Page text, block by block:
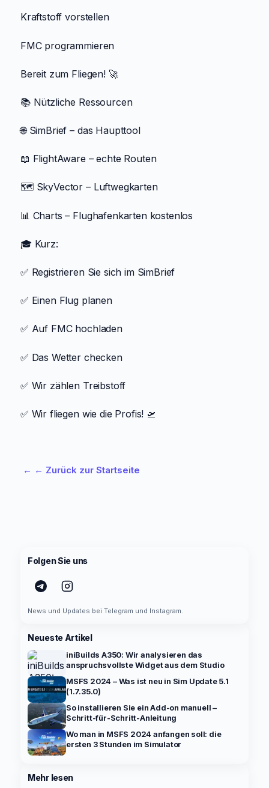
Kraftstoff vorstellen
FMC programmieren
Bereit zum Fliegen! 🚀
📚 Nützliche Ressourcen
🌐 SimBrief – das Haupttool
📖 FlightAware – echte Routen
🗺️ SkyVector – Luftwegkarten
📊 Charts – Flughafenkarten kostenlos
🎓 Kurz:
✅ Registrieren Sie sich im SimBrief
✅ Einen Flug planen
✅ Auf FMC hochladen
✅ Das Wetter checken
✅ Wir zählen Treibstoff
✅ Wir fliegen wie die Profis! 🛫
← ← Zurück zur Startseite
Folgen Sie uns
News und Updates bei Telegram und Instagram.
Neueste Artikel
iniBuilds A350: Wir analysieren das
anspruchsvollste Widget aus dem Studio
MSFS 2024 – Was ist neu in Sim Update 5.1
(1.7.35.0)
So installieren Sie ein Add-on manuell –
Schritt-für-Schritt-Anleitung
Wo man in MSFS 2024 anfangen soll: die
ersten 3 Stunden im Simulator
Mehr lesen